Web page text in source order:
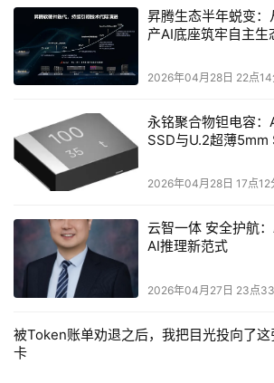
昇腾生态半年蜕变
产AI底座筑牢自主生
2026年04月28日 22点14
永铭聚合物钽电容：
SSD与U.2超薄5mm
2026年04月28日 17点12
云智一体 安全护航
AI推理新范式
2026年04月27日 23点
被Token账单劝退之后，我把目光投向了
卡